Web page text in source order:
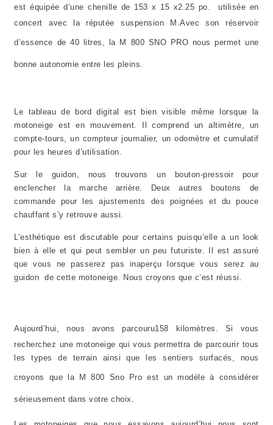
est équipée d’une chenille de 153 x 15 x2.25 po. utilisée en
concert avec la réputée suspension M.Avec son réservoir
d’essence de40 litres , la M 800 SNO PRO nous permet une
bonne autonomie entre les pleins.
Le tableau de bord digital est bien visible même lorsque la
motoneige est en mouvement. Il comprend un altimètre, un
compte-tours, un compteur journalier, un odomètre et cumulatif
pour les heures d’utilisation.
Sur le guidon, nous trouvons un bouton-pressoir pour
enclencher la marche arrière. Deux autres boutons de
commande pour les ajustements des poignées et du pouce
chauffant s’y retrouve aussi.
L’esthétique est discutable pour certains puisqu’elle a un look
bien à elle et qui peut sembler un peu futuriste. Il est assuré
que vous ne passerez pas inaperçu lorsque vous serez au
guidon de cette motoneige. Nous croyons que c’est réussi.
Aujourd’hui, nous avons parcouru158 kilomètres. Si vous
recherchez une motoneige qui vous permettra de parcourir tous
les types de terrain ainsi que les sentiers surfacés, nous
croyons que la M 800 Sno Pro est un modèle à considérer
sérieusement dans votre choix.